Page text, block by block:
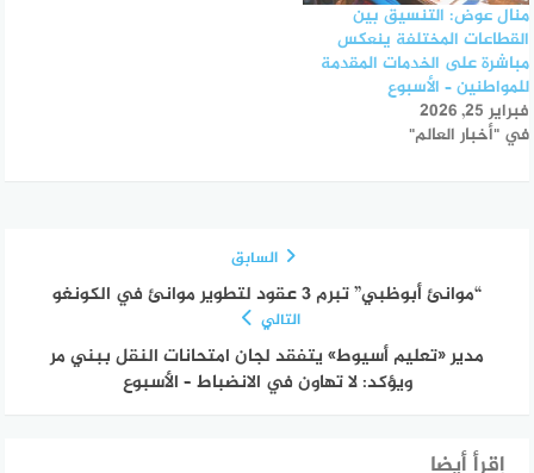
منال عوض: التنسيق بين
القطاعات المختلفة ينعكس
مباشرة على الخدمات المقدمة
للمواطنين – الأسبوع
فبراير 25, 2026
في "أخبار العالم"
السابق
“موانئ أبوظبي” تبرم 3 عقود لتطوير موانئ في الكونغو
التالي
مدير «تعليم أسيوط» يتفقد لجان امتحانات النقل ببني مر
ويؤكد: لا تهاون في الانضباط – الأسبوع
إقرأ أيضا